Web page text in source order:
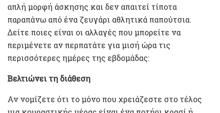
απλή μορφή άσκησης και δεν απαιτεί τίποτα
παραπάνω από ένα ζευγάρι αθλητικά παπούτσια.
Δείτε ποιες είναι οι αλλαγές που μπορείτε να
περιμένετε αν περπατάτε για μισή ώρα τις
περισσότερες ημέρες της εβδομάδας:
Βελτιώνει τη διάθεση
Αν νομίζετε ότι το μόνο που χρειάζεστε στο τέλος